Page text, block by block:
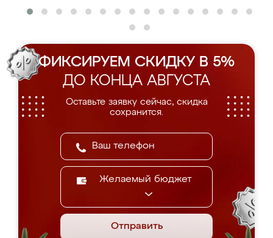
ФИКСИРУЕМ СКИДКУ В 5%
ДО КОНЦА АВГУСТА
Оставьте заявку сейчас, скидка
сохранится.
Желаемый бюджет
Отправить